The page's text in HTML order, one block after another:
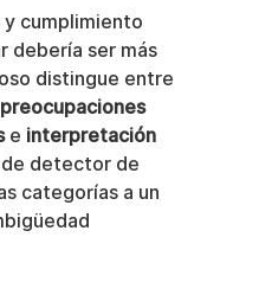
y cumplimiento
debería ser más
distingue entre
preocupaciones
e interpretación
detector de
categorías a un